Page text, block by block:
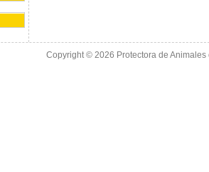
Copyright © 2026 Protectora de Animales